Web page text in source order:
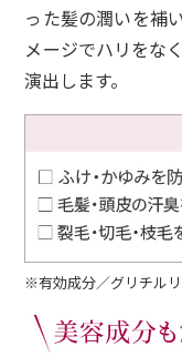
った髪の潤いを補
メージでハリをな
演出します。
※有効成分／グリチル